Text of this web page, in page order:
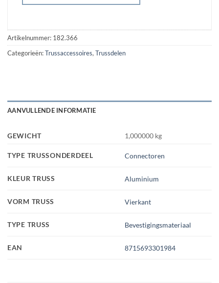
Artikelnummer: 182.366
Categorieën:Trussaccessoires, Trussdelen
AANVULLENDE INFORMATIE
GEWICHT 1,000000 kg
TYPE TRUSSONDERDEEL Connectoren
KLEUR TRUSS Aluminium
VORM TRUSS Vierkant
TYPE TRUSS Bevestigingsmateriaal
EAN 8715693301984